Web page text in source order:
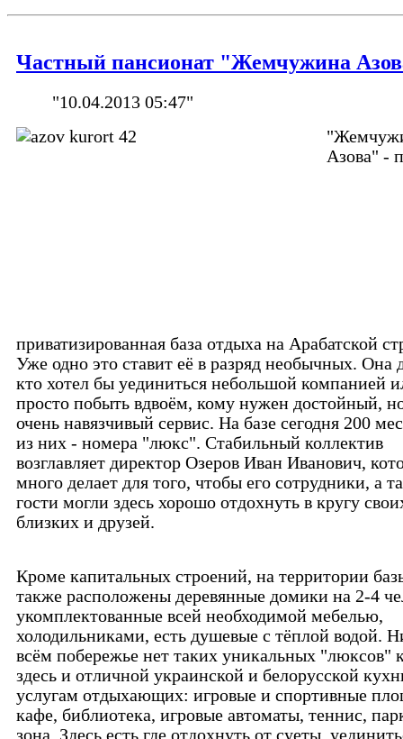
Частный пансионат "Жемчужина
"10.04.2013 05:47"
Азова" -
приватизированная база отдыха на Арабатской
Уже одно это ставит её в разряд необычных. Она
кто хотел бы уединиться небольшой компанией
просто побыть вдвоём, кому нужен достойный,
очень навязчивый сервис. На базе сегодня 200
из них - номера "люкс". Стабильный коллектив
возглавляет директор Озеров Иван Иванович,
много делает для того, чтобы его сотрудники, а
гости могли здесь хорошо отдохнуть в кругу
близких и друзей.
Кроме капитальных строений, на территории
также расположены деревянные домики на 2-4
укомплектованные всей необходимой мебелью,
холодильниками, есть душевые с тёплой водой.
всём побережье нет таких уникальных "люксов"
здесь и отличной украинской и белорусской
услугам отдыхающих: игровые и спортивные
кафе, библиотека, игровые автоматы, теннис,
зона. Здесь есть где отдохнуть от суеты,